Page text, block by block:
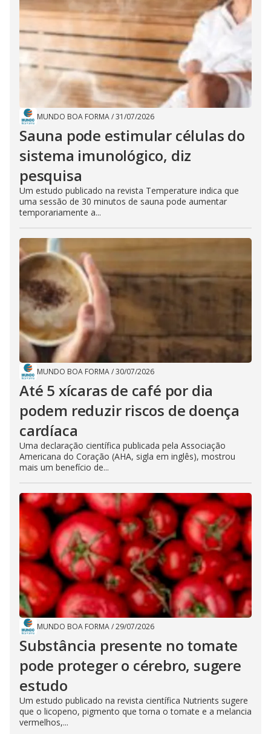
MUNDO BOA FORMA/31/07/2026
Sauna pode estimular células do
sistema imunológico, diz
pesquisa
Um estudo publicado na revista Temperature indica que
uma sessão de 30 minutos de sauna pode aumentar
temporariamente a...
MUNDO BOA FORMA/30/07/2026
Até 5 xícaras de café por dia
podem reduzir riscos de doença
cardíaca
Uma declaração científica publicada pela Associação
Americana do Coração (AHA, sigla em inglês), mostrou
mais um benefício de...
MUNDO BOA FORMA/29/07/2026
Substância presente no tomate
pode proteger o cérebro, sugere
estudo
Um estudo publicado na revista científica Nutrients sugere
que o licopeno, pigmento que torna o tomate e a melancia
vermelhos,...